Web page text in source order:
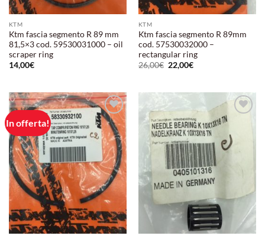
KTM
Ktm fascia segmento R 89 mm
81,5×3 cod. 59530031000 – oil
scraper ring
14,00€
KTM
Ktm fascia segmento R 89mm
cod. 57530032000 –
rectangular ring
26,00€ Il
prezzo
26,00€.
22,00€Il
22,00€.
In offerta!
Aggiungi
alla lista
dei
desideri
Aggiungi
dei
desideri